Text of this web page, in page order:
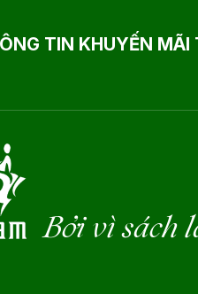
TIN KHUYẾN MÃI
Bởi vì sách